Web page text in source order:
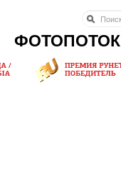
ФОТОПОТОК